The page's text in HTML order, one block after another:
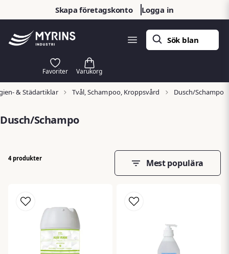
Skapa företagskonto Logga in
& Städartiklar Tvål, Schampoo, Kroppsvård Dusch/Schampo
Dusch/Schampo
4 produkter Mest populära